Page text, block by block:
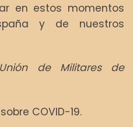
en estos momentos
y de nuestros
de Militares de
COVID-19.